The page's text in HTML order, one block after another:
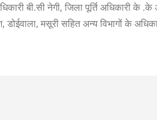
बी.सी नेगी, जिला पूर्ति अधिकारी के .के
डोईवाला, मसूरी सहित अन्य विभागों के